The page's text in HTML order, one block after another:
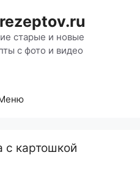
старые и новые
с фото и видео